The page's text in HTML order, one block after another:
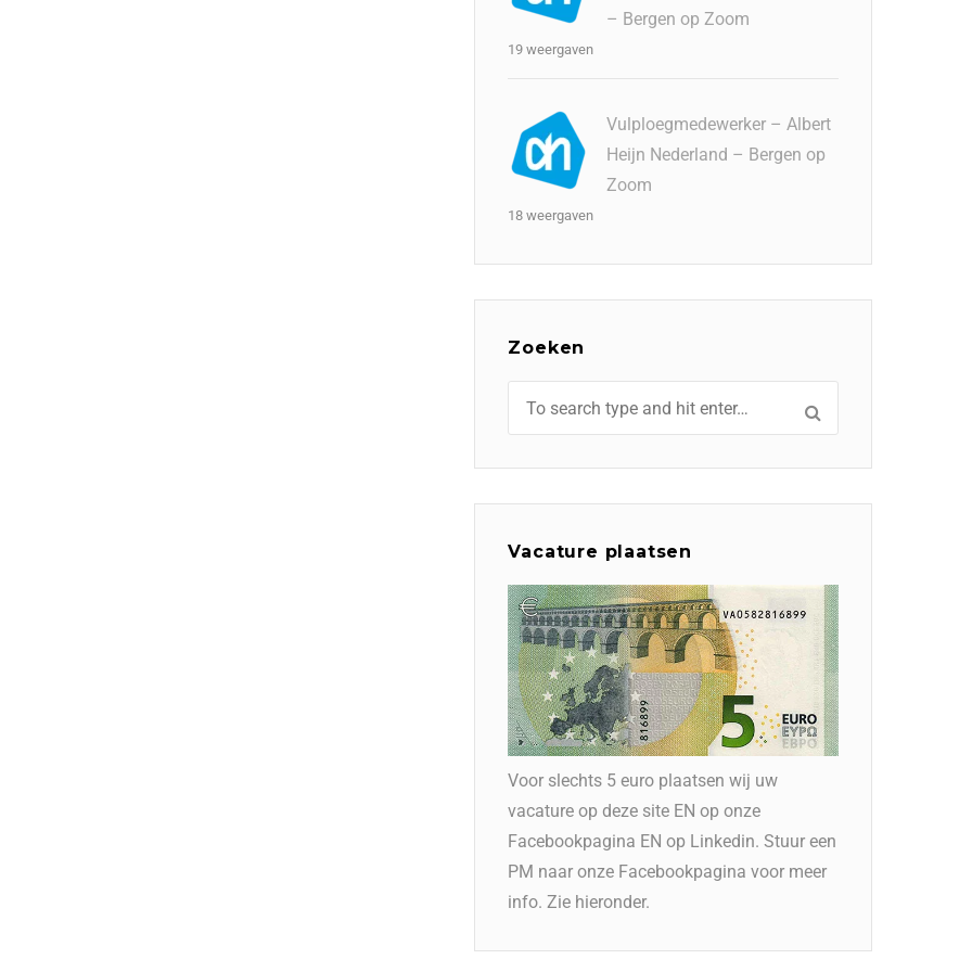
– Bergen op Zoom
19 weergaven
Vulploegmedewerker – Albert
Heijn Nederland – Bergen op
Zoom
18 weergaven
Zoeken
Vacature plaatsen
Voor slechts 5 euro plaatsen wij uw
vacature op deze site EN op onze
Facebookpagina EN op Linkedin. Stuur een
PM naar onze Facebookpagina voor meer
info. Zie hieronder.